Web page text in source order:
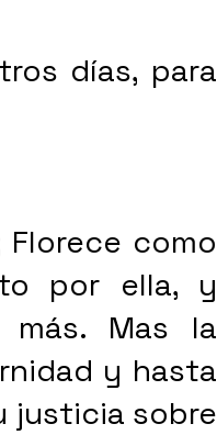
días, para
Florece como
por ella, y
Mas la
y hasta
justicia sobre